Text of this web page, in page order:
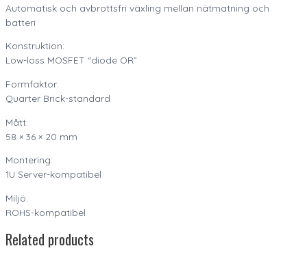
Automatisk och avbrottsfri växling mellan nätmatning och
batteri
Konstruktion:
Low-loss MOSFET “diode OR”
Formfaktor:
Quarter Brick-standard
Mått:
58 × 36 × 20 mm
Montering:
1U Server-kompatibel
Miljö:
ROHS-kompatibel
Related products